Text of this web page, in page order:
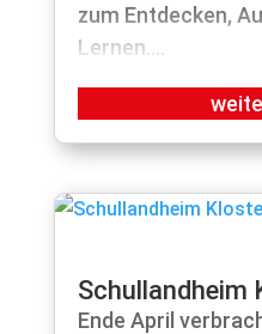
zum Entdecken,
Lernen....
Schullandheim
Ende April